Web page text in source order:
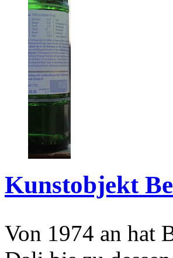
Kunstobjekt
Von 1974 an hat